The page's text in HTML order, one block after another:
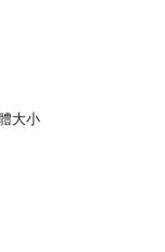
大小